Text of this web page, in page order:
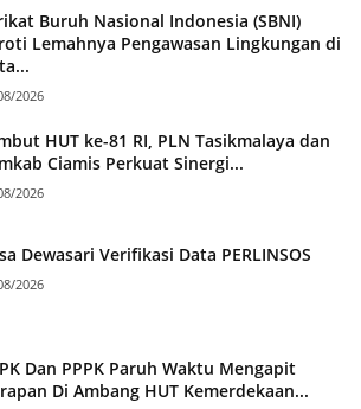
Buruh Nasional Indonesia (SBNI)
Lemahnya Pengawasan Lingkungan di
2026
HUT ke-81 RI, PLN Tasikmalaya dan
Ciamis Perkuat Sinergi...
2026
Dewasari Verifikasi Data PERLINSOS
2026
Dan PPPK Paruh Waktu Mengapit
Di Ambang HUT Kemerdekaan...